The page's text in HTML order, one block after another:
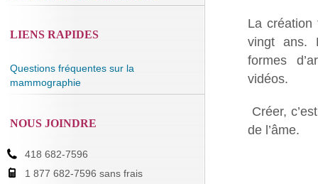
La
vingt ans.
formes
vidéos.
Créer,
de l’âme.
LIENS RAPIDES
Questions fréquentes sur la
mammographie
NOUS JOINDRE
418 682-7596
1 877 682-7596 sans frais